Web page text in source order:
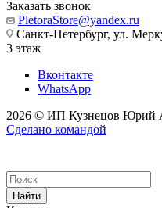
Заказать звонок
PletoraStore@yandex.ru
Санкт-Петербург, ул.
3 этаж
Вконтакте
WhatsApp
2026 © ИП Кузнецов Юрий
Сделано командой
Найти